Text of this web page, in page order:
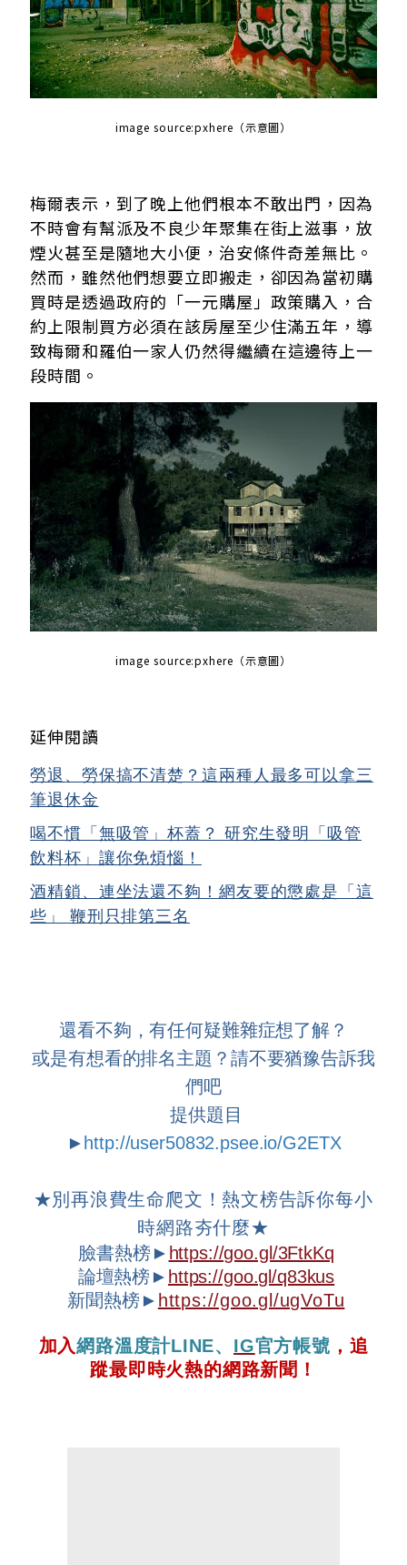
image source:pxhere（示意圖）
梅爾表示，到了晚上他們根本不敢出門，因為
不時會有幫派及不良少年聚集在街上滋事，放
煙火甚至是隨地大小便，治安條件奇差無比。
然而，雖然他們想要立即搬走，卻因為當初購
買時是透過政府的「一元購屋」政策購入，合
約上限制買方必須在該房屋至少住滿五年，導
致梅爾和羅伯一家人仍然得繼續在這邊待上一
段時間。
image source:pxhere（示意圖）
延伸閱讀
勞退、勞保搞不清楚？這兩種人最多可以拿三
筆退休金
喝不慣「無吸管」杯蓋？ 研究生發明「吸管
飲料杯」讓你免煩惱！
酒精鎖、連坐法還不夠！網友要的懲處是「這
些」 鞭刑只排第三名
還看不夠，有任何疑難雜症想了解？
或是有想看的排名主題？請不要猶豫告訴我
們吧
提供題目
► http://user50832.psee.io/G2ETX
★別再浪費生命爬文！熱文榜告訴你每小
時網路夯什麼★
臉書熱榜► https://goo.gl/3FtkKq
論壇熱榜► https://goo.gl/q83kus
新聞熱榜► https://goo.gl/ugVoTu
加入網路溫度計LINE、 IG官方帳號 ，追
蹤最即時火熱的網路新聞！